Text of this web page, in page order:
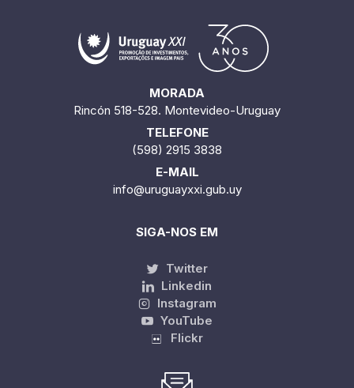
MORADA
Rincón 518-528. Montevideo-Uruguay
TELEFONE
(598) 2915 3838
E-MAIL
info@uruguayxxi.gub.uy
SIGA-NOS EM
Twitter
Linkedin
Instagram
YouTube
Flickr